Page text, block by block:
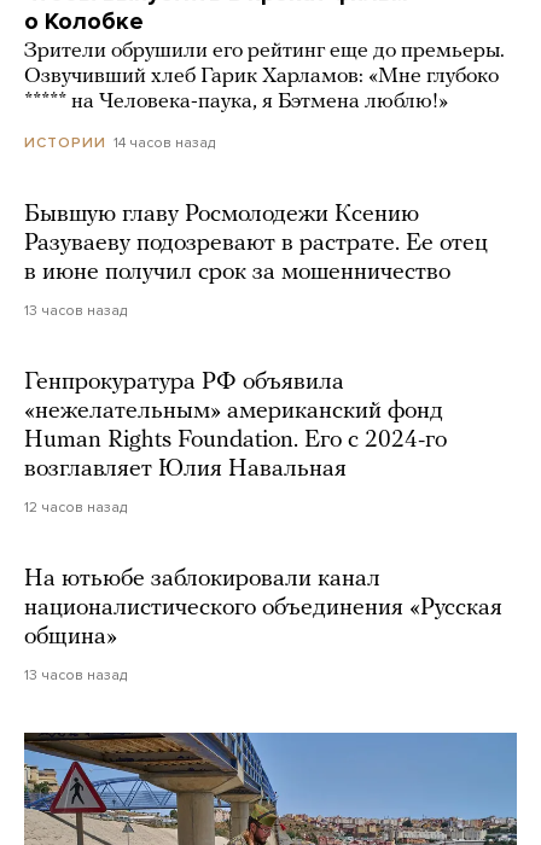
о Колобке
Зрители обрушили его рейтинг еще до премьеры.
Озвучивший хлеб Гарик Харламов: «Мне глубоко
***** на Человека-паука, я Бэтмена люблю!»
ИСТОРИИ 14 часов назад
Бывшую главу Росмолодежи Ксению
Разуваеву подозревают в растрате. Ее отец
в июне получил срок за мошенничество
13 часов назад
Генпрокуратура РФ объявила
«нежелательным» американский фонд
Human Rights Foundation. Его с 2024-го
возглавляет Юлия Навальная
12 часов назад
На ютьюбе заблокировали канал
националистического объединения «Русская
община»
13 часов назад